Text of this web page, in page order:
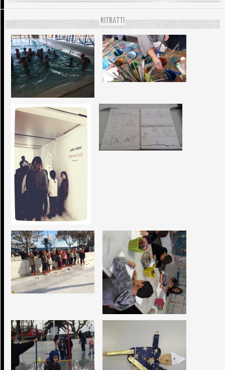
RITRATTI